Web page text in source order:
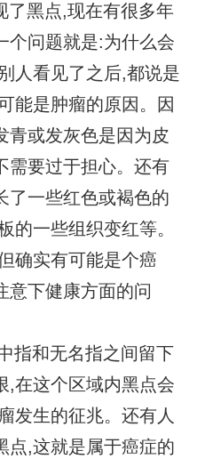
了黑点,现在有很多年
个问题就是:为什么会
人看见了之后,都说是
能是肿瘤的原因。因
青或发灰色是因为皮
需要过于担心。还有
了一些红色或褐色的
的一些组织变红等。
确实有可能是个癌
意下健康方面的问
指和无名指之间留下
,在这个区域内黑点会
发生的征兆。还有人
点,这就是属于癌症的